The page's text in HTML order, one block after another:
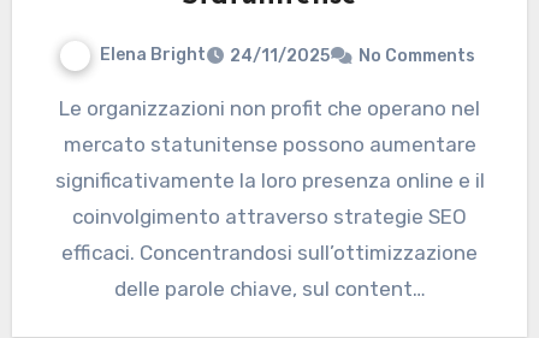
Elena Bright 24/11/2025 No Comments
Le organizzazioni non profit che operano nel
mercato statunitense possono aumentare
significativamente la loro presenza online e il
coinvolgimento attraverso strategie SEO
efficaci. Concentrandosi sull’ottimizzazione
delle parole chiave, sul content…